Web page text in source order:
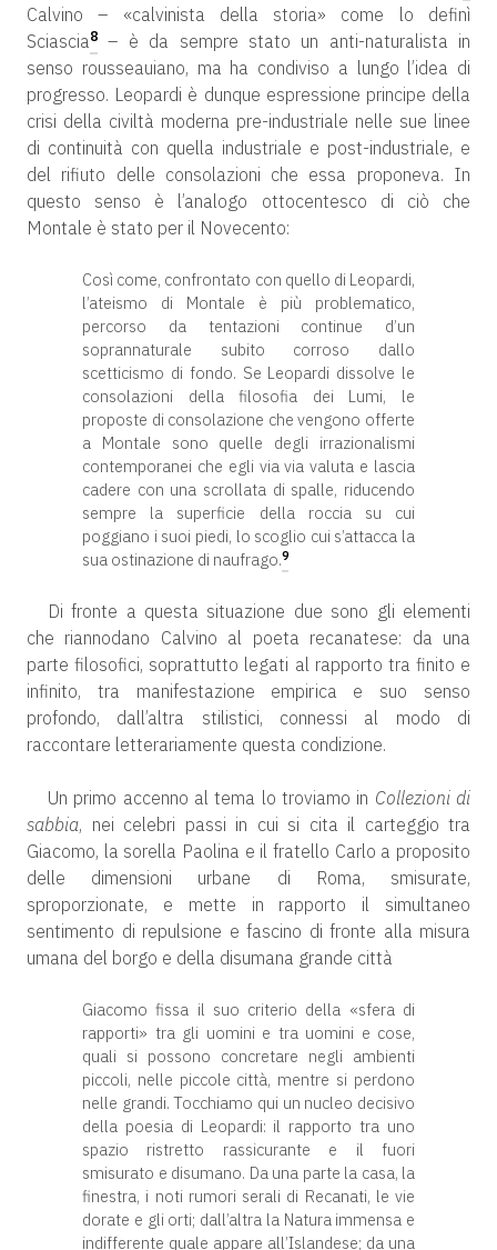
Calvino – «calvinista della storia» come lo definì
Sciascia8 – è da sempre stato un anti-naturalista in
senso rousseauiano, ma ha condiviso a lungo l’idea di
progresso. Leopardi è dunque espressione principe della
crisi della civiltà moderna pre-industriale nelle sue linee
di continuità con quella industriale e post-industriale, e
del rifiuto delle consolazioni che essa proponeva. In
questo senso è l’analogo ottocentesco di ciò che
Montale è stato per il Novecento:
Così come, confrontato con quello di Leopardi,
l’ateismo di Montale è più problematico,
percorso da tentazioni continue d’un
soprannaturale subito corroso dallo
scetticismo di fondo. Se Leopardi dissolve le
consolazioni della filosofia dei Lumi, le
proposte di consolazione che vengono offerte
a Montale sono quelle degli irrazionalismi
contemporanei che egli via via valuta e lascia
cadere con una scrollata di spalle, riducendo
sempre la superficie della roccia su cui
poggiano i suoi piedi, lo scoglio cui s’attacca la
sua ostinazione di naufrago.9
Di fronte a questa situazione due sono gli elementi
che riannodano Calvino al poeta recanatese: da una
parte filosofici, soprattutto legati al rapporto tra finito e
infinito, tra manifestazione empirica e suo senso
profondo, dall’altra stilistici, connessi al modo di
raccontare letterariamente questa condizione.
Un primo accenno al tema lo troviamo in Collezioni di
sabbia, nei celebri passi in cui si cita il carteggio tra
Giacomo, la sorella Paolina e il fratello Carlo a proposito
delle dimensioni urbane di Roma, smisurate,
sproporzionate, e mette in rapporto il simultaneo
sentimento di repulsione e fascino di fronte alla misura
umana del borgo e della disumana grande città
Giacomo fissa il suo criterio della «sfera di
rapporti» tra gli uomini e tra uomini e cose,
quali si possono concretare negli ambienti
piccoli, nelle piccole città, mentre si perdono
nelle grandi. Tocchiamo qui un nucleo decisivo
della poesia di Leopardi: il rapporto tra uno
spazio ristretto rassicurante e il fuori
smisurato e disumano. Da una parte la casa, la
finestra, i noti rumori serali di Recanati, le vie
dorate e gli orti; dall’altra la Natura immensa e
indifferente quale appare all’Islandese; da una